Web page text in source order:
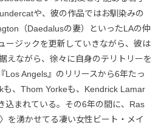
や、彼の作品ではお馴染みの
（Daedalusの妻）といったLAの仲
ージックを更新していきながら、彼は
えながら、徐々に自身のテリトリーを
Los Angels』のリリースから6年たっ
も、Thom Yorkeも、Kendrick Lamar
込まれている。その6年の間に、Ras
を湧かせてる凄い女性ビート・メイ